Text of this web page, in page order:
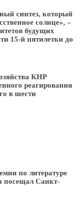
синтез, который
солнце», –
будущих
15-й пятилетки до
КНР
реагирования
в шести
по литературе
посещал Санкт-